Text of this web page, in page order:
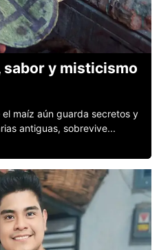
y misticismo
maíz aún guarda secretos y
antiguas, sobrevive...